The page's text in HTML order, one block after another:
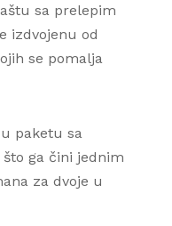
sa prelepim
izdvojenu od
se pomalja
paketu sa
ga čini jednim
za dvoje u